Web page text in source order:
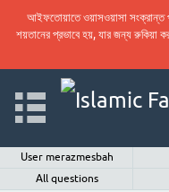
আইফতোয়াতে ওয়াসওয়াসা সংক্রান্ত
শয়তানের প্রভাবে হয়, যার জন্য
User merazmesbah
All questions